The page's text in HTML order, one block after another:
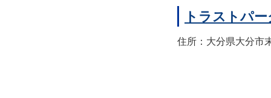
トラストパ
住所：大分県大分市